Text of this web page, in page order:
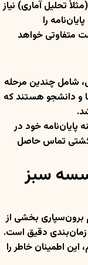
تحلیل آماری) نیاز
را
متفاوتی خواهد
شامل چندین مرحله
و دانشجو هستند که
پایان‌نامه خود در
تماس حاصل
سبز
برون‌سپاری بخشی از
زمان‌بندی دقیق است.
اطمینان خاطر را